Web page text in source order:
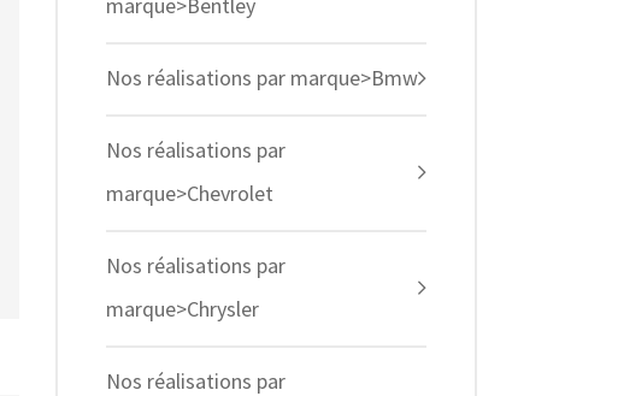
Nos réalisations par marque>Bmw
Nos réalisations par
marque>Chevrolet
Nos réalisations par
marque>Chrysler
Nos réalisations par